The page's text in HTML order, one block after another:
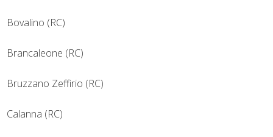
Bovalino (RC)
Brancaleone (RC)
Bruzzano Zeffirio (RC)
Calanna (RC)